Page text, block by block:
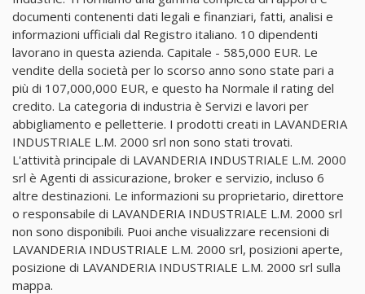
documenti contenenti dati legali e finanziari, fatti, analisi e
informazioni ufficiali dal Registro italiano. 10 dipendenti
lavorano in questa azienda. Capitale - 585,000 EUR. Le
vendite della società per lo scorso anno sono state pari a
più di 107,000,000 EUR, e questo ha Normale il rating del
credito. La categoria di industria è Servizi e lavori per
abbigliamento e pelletterie. I prodotti creati in LAVANDERIA
INDUSTRIALE L.M. 2000 srl non sono stati trovati.
L'attività principale di LAVANDERIA INDUSTRIALE L.M. 2000
srl è Agenti di assicurazione, broker e servizio, incluso 6
altre destinazioni. Le informazioni su proprietario, direttore
o responsabile di LAVANDERIA INDUSTRIALE L.M. 2000 srl
non sono disponibili. Puoi anche visualizzare recensioni di
LAVANDERIA INDUSTRIALE L.M. 2000 srl, posizioni aperte,
posizione di LAVANDERIA INDUSTRIALE L.M. 2000 srl sulla
mappa.